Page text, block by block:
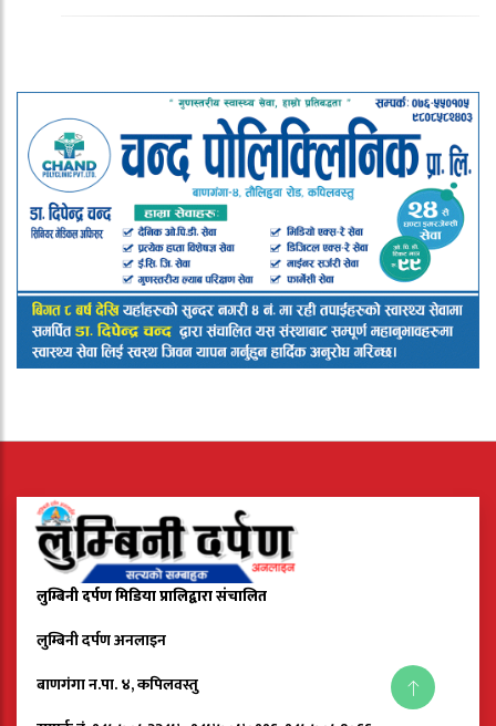
लुम्बिनी दर्पण मिडिया प्रालिद्वारा संचालित
लुम्बिनी दर्पण अनलाइन
बाणगंगा न.पा. ४, कपिलवस्तु